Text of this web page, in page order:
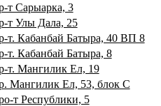
т Сарыарка, 3
т Улы Дала, 25
т. Кабанбай Батыра, 40 ВП 8
т. Кабанбай Батыра, 8
т. Мангилик Ел, 19
Мангилик Ел, 53, блок С
т Республики, 5